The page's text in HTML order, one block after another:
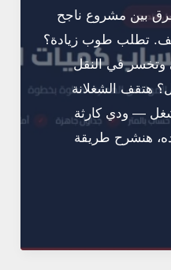
بين مشروع ناجح
تطلب طوب زيادة؟
في النقل
هتقف الشغلانة
— ودي كارثة
هنشرح طريقة